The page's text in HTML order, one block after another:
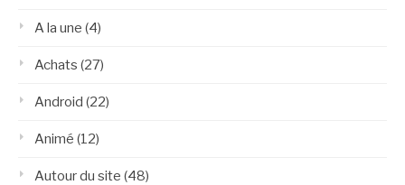
A la une (4)
Achats (27)
Android (22)
Animé (12)
Autour du site (48)